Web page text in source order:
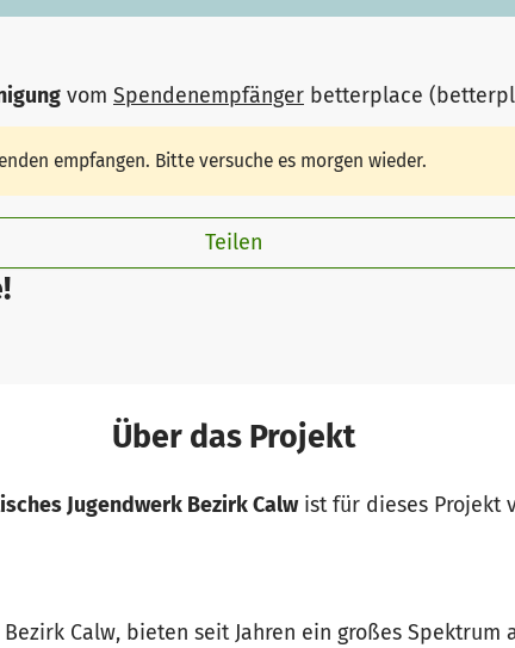
vom Spendenempfänger betterplace
empfangen. Bitte versuche es morgen wieder.
Teilen
Über das Projekt
Jugendwerk Bezirk Calwist für dieses Projekt
Calw, bieten seit Jahren ein großes